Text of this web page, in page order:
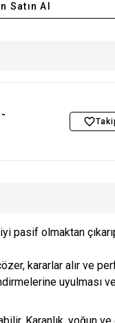
Satın Al
pasif olmaktan
kararlar alır ve
uyulması